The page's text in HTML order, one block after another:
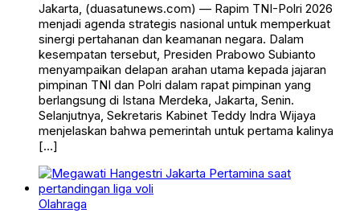
Jakarta, (duasatunews.com) — Rapim TNI-Polri 2026
menjadi agenda strategis nasional untuk memperkuat
sinergi pertahanan dan keamanan negara. Dalam
kesempatan tersebut, Presiden Prabowo Subianto
menyampaikan delapan arahan utama kepada jajaran
pimpinan TNI dan Polri dalam rapat pimpinan yang
berlangsung di Istana Merdeka, Jakarta, Senin.
Selanjutnya, Sekretaris Kabinet Teddy Indra Wijaya
menjelaskan bahwa pemerintah untuk pertama kalinya
[…]
Olahraga